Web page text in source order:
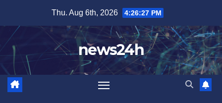
content
Thu. Aug 6th, 2026 4:26:30 PM
news24h